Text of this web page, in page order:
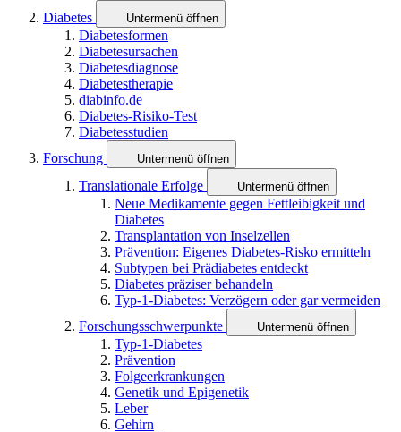
Diabetes
Untermenü öffnen
Diabetesformen
Diabetesursachen
Diabetesdiagnose
Diabetestherapie
diabinfo.de
Diabetes-Risiko-Test
Diabetesstudien
Forschung
Untermenü öffnen
Translationale Erfolge Untermenü öffnen
Neue Medikamente gegen Fettleibigkeit und
Diabetes
Transplantation von Inselzellen
Prävention: Eigenes Diabetes-Risko ermitteln
Subtypen bei Prädiabetes entdeckt
Diabetes präziser behandeln
Typ-1-Diabetes: Verzögern oder gar vermeiden
Forschungsschwerpunkte
Untermenü öffnen
Typ-1-Diabetes
Prävention
Folgeerkrankungen
Genetik und Epigenetik
Leber
Gehirn